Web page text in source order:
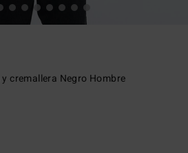
cremallera Negro Hombre